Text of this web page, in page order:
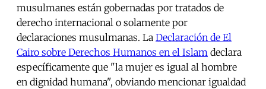
musulmanes están gobernadas por tratados de
derecho internacional o solamente por
declaraciones musulmanas. La Declaración de El
Cairo sobre Derechos Humanos en el Islam declara
específicamente que "la mujer es igual al hombre
en dignidad humana", obviando mencionar igualdad